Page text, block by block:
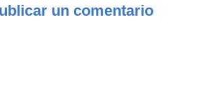
un comentario